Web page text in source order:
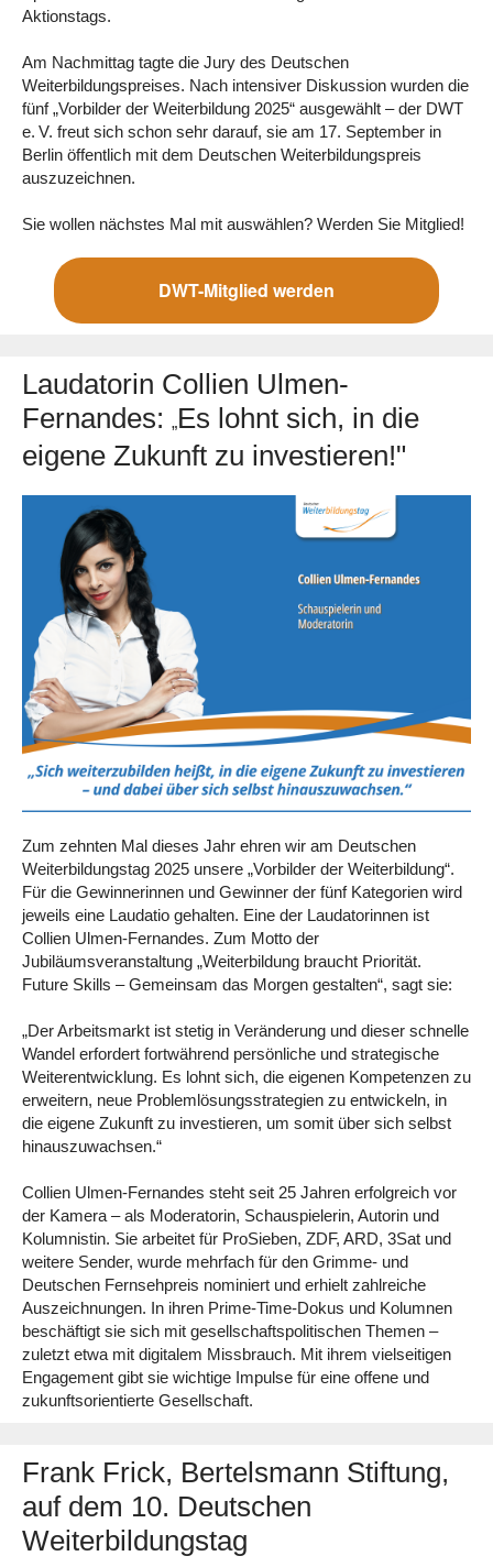
Aktionstags.
Am Nachmittag tagte die Jury des Deutschen
Weiterbildungspreises. Nach intensiver Diskussion wurden die
fünf „Vorbilder der Weiterbildung 2025“ ausgewählt – der DWT
e. V. freut sich schon sehr darauf, sie am 17. September in
Berlin öffentlich mit dem Deutschen Weiterbildungspreis
auszuzeichnen.
Sie wollen nächstes Mal mit auswählen? Werden Sie Mitglied!
DWT-Mitglied werden
Laudatorin Collien Ulmen-
Fernandes: „Es lohnt sich, in die
eigene Zukunft zu investieren!"
Zum zehnten Mal dieses Jahr ehren wir am Deutschen
Weiterbildungstag 2025 unsere „Vorbilder der Weiterbildung“.
Für die Gewinnerinnen und Gewinner der fünf Kategorien wird
jeweils eine Laudatio gehalten. Eine der Laudatorinnen ist
Collien Ulmen-Fernandes. Zum Motto der
Jubiläumsveranstaltung „Weiterbildung braucht Priorität.
Future Skills – Gemeinsam das Morgen gestalten“, sagt sie:
„Der Arbeitsmarkt ist stetig in Veränderung und dieser schnelle
Wandel erfordert fortwährend persönliche und strategische
Weiterentwicklung. Es lohnt sich, die eigenen Kompetenzen zu
erweitern, neue Problemlösungsstrategien zu entwickeln, in
die eigene Zukunft zu investieren, um somit über sich selbst
hinauszuwachsen.“
Collien Ulmen-Fernandes steht seit 25 Jahren erfolgreich vor
der Kamera – als Moderatorin, Schauspielerin, Autorin und
Kolumnistin. Sie arbeitet für ProSieben, ZDF, ARD, 3Sat und
weitere Sender, wurde mehrfach für den Grimme- und
Deutschen Fernsehpreis nominiert und erhielt zahlreiche
Auszeichnungen. In ihren Prime-Time-Dokus und Kolumnen
beschäftigt sie sich mit gesellschaftspolitischen Themen –
zuletzt etwa mit digitalem Missbrauch. Mit ihrem vielseitigen
Engagement gibt sie wichtige Impulse für eine offene und
zukunftsorientierte Gesellschaft.
Frank Frick, Bertelsmann Stiftung,
auf dem 10. Deutschen
Weiterbildungstag